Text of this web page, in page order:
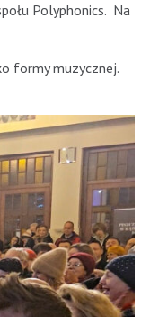
Polyphonics. Na
formy muzycznej.